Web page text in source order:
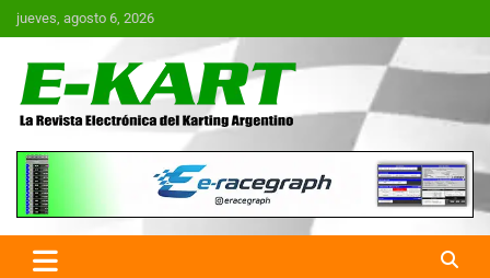
Saltar
al
jueves, agosto 6, 2026
E-Kart.com.ar | La Revista
Electrónica del Karting en
Argentina